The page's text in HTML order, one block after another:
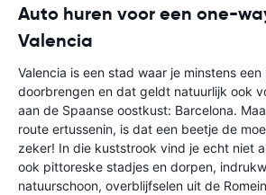
Auto huren voor een one-
Valencia
Valencia is een stad waar je minstens
doorbrengen en dat geldt natuurlijk ook
aan de Spaanse oostkust: Barcelona.
route ertussenin, is dat een beetje de
zeker! In die kuststrook vind je echt niet
ook pittoreske stadjes en dorpen,
natuurschoon, overblijfselen uit de